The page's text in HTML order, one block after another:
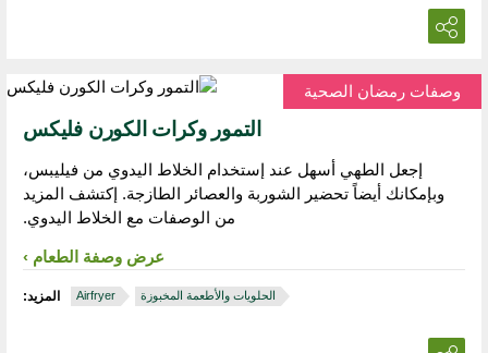
وصفات رمضان الصحية
التمور وكرات الكورن فليكس
إجعل الطهي أسهل عند إستخدام الخلاط اليدوي من فيليبس،
وبإمكانك أيضاً تحضير الشوربة والعصائر الطازجة. إكتشف المزيد
من الوصفات مع الخلاط اليدوي.
عرض وصفة الطعام
المزيد: Airfryer الحلويات والأطعمة المخبوزة